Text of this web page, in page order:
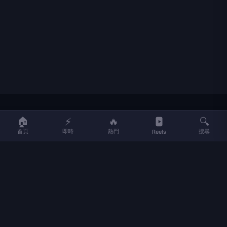
LIFE
LIFE 生活網是台灣領先的生活資訊平台，提供即時新聞、生活、健康、
🏠
首頁
⚡
即時
🔥
熱門 Reels
🔍
搜尋